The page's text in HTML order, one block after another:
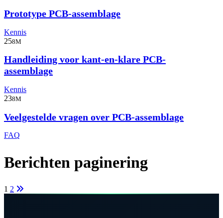
Prototype PCB-assemblage
Kennis
258M
Handleiding voor kant-en-klare PCB-
assemblage
Kennis
238M
Veelgestelde vragen over PCB-assemblage
FAQ
Berichten paginering
1 2